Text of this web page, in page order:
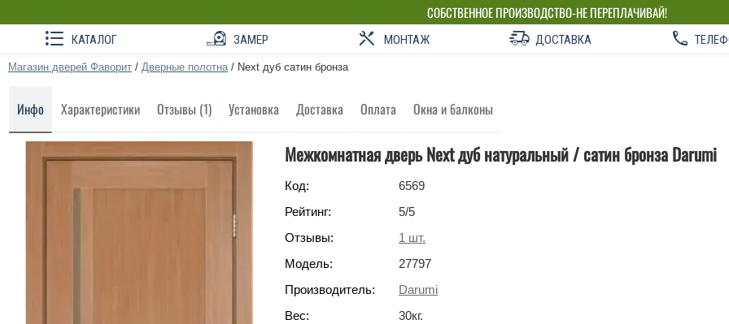
СОБСТВЕННОЕ ПРОИЗВОДСТВО-НЕ ПЕРЕПЛАЧИВАЙ!
КАТАЛОГ ЗАМЕР МОНТАЖ ДОСТАВКА
Магазин дверей Фаворит / Дверные полотна / Next дуб сатин бронза
Инфо Характеристики Отзывы (1) Установка Доставка Оплата Окна и балконы
Межкомнатная дверь Next дуб натуральный / сатин бронза Darumi
Код:
6569
Рейтинг:
5/5
Отзывы:
1 шт.
Модель:
27797
Производитель:
Darumi
Вес:
30кг.